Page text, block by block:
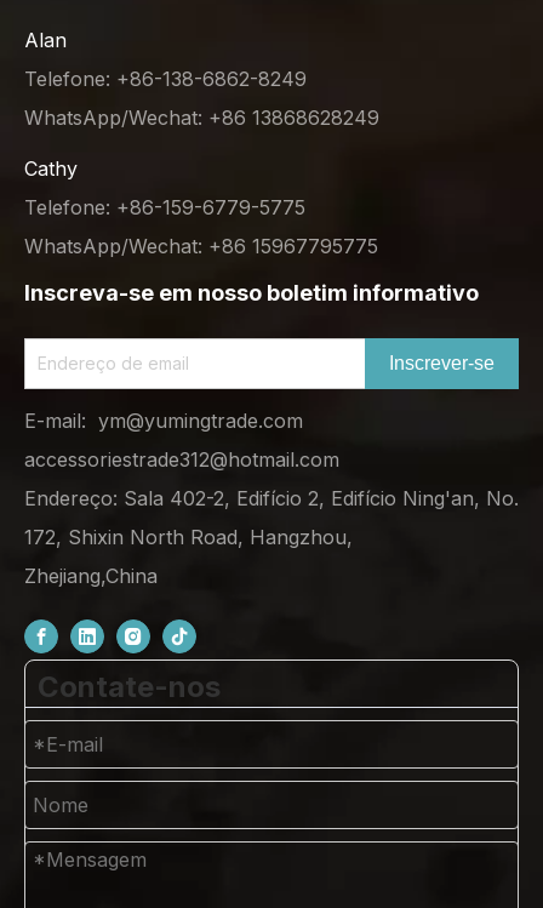
Alan
Telefone: +86-138-6862-8249
WhatsApp/Wechat: +86 13868628249
Cathy
Telefone: +86-159-6779-5775
WhatsApp/Wechat: +86 15967795775
Inscreva-se em nosso boletim informativo
Inscrever-se
E-mail: ym@yumingtrade.com
accessoriestrade312@hotmail.com
Endereço: Sala 402-2, Edifício 2, Edifício Ning'an, No.
172, Shixin North Road, Hangzhou,
Zhejiang,China
Contate-nos